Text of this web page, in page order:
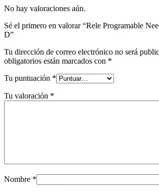
No hay valoraciones aún.
Sé el primero en valorar “Rele Programable
D”
Tu dirección de correo electrónico no será
obligatorios están marcados con *
Tu puntuación *
Tu valoración *
Nombre *